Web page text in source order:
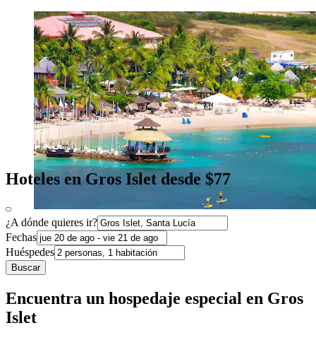
Hoteles en Gros Islet desde $77
¿A dónde quieres ir?
Fechas
Huéspedes
Buscar
Encuentra un hospedaje especial en Gros
Islet